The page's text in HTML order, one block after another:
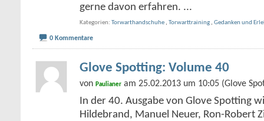
gerne davon erfahren. ...
Kategorien Torwarthandschuhe , Torwarttraining , Gedanken und
0 Kommentare
Glove Spotting: Volume 40
von Paulianer am 25.02.2013 um 10:05 (Glove
In der 40. Ausgabe von Glove Spotting
Hildebrand, Manuel Neuer, Ron-Robert